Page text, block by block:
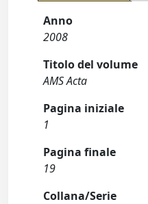
Anno
2008
Titolo del volume
AMS Acta
Pagina iniziale
1
Pagina finale
19
Collana/Serie